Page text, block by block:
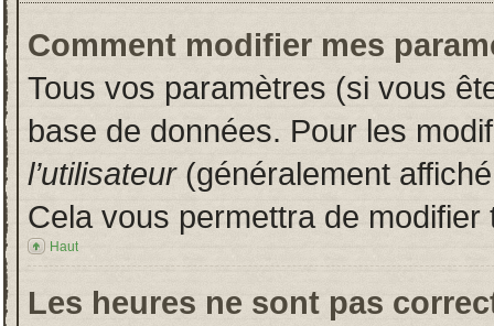
Comment modifier mes
Tous vos paramètres (si vous
base de données. Pour les
l’utilisateur(généralement
Cela vous permettra de
Haut
Les heures ne sont pas